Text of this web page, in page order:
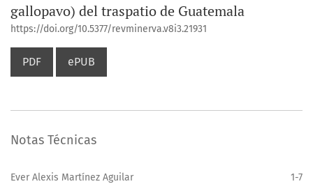
gallopavo) del traspatio de Guatemala
https://doi.org/10.5377/revminerva.v8i3.21931
PDF ePUB
Notas Técnicas
Ever Alexis Martínez Aguilar 1-7